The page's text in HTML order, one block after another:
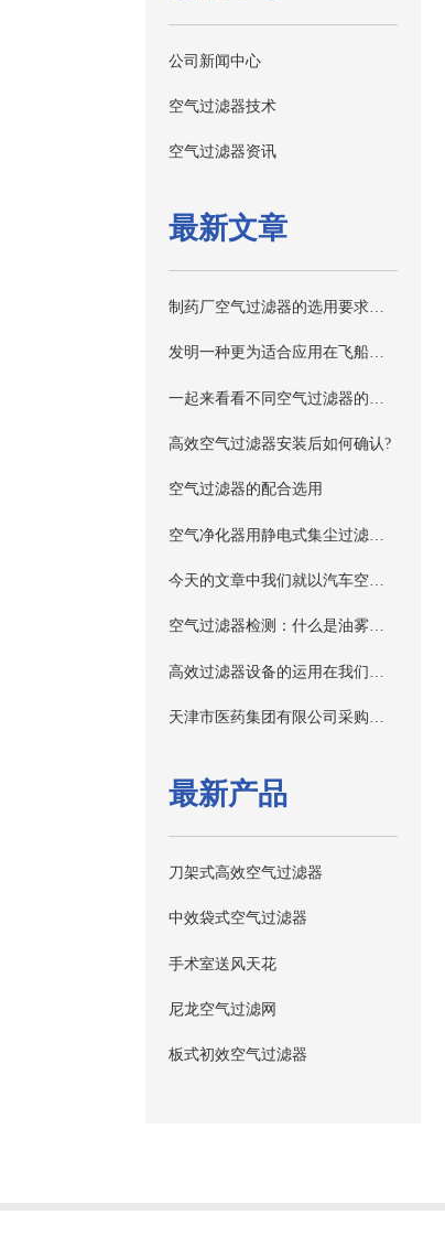
公司新闻中心
空气过滤器技术
空气过滤器资讯
最新文章
制药厂空气过滤器的选用要求及注意事项
发明一种更为适合应用在飞船舱内的空气过滤器
高效空气过滤器安装后如何确认?
空气过滤器的配合选用
空气净化器用静电式集尘过滤器行业标准
今天的文章中我们就以汽车空气过滤器的更换问题为您做出详细的分析
空气过滤器检测：什么是油雾法？
天津市医药集团有限公司采购高效空气过滤器具体详情
最新产品
刀架式高效空气过滤器
中效袋式空气过滤器
手术室送风天花
尼龙空气过滤网
板式初效空气过滤器